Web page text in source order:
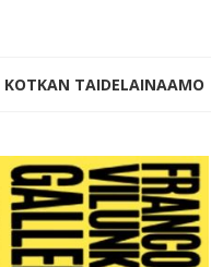
KOTKAN TAIDELAINAAMO